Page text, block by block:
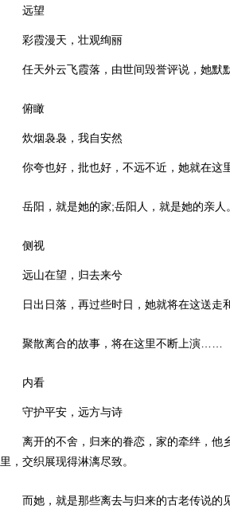
远望
彩霞漫天，壮观绚丽
任天外云飞霞落，由世间毁誉评说，她默
俯瞰
炊烟袅袅，我自安然
你夸也好，批也好，不远不近，她就在这里
岳阳，就是她的家;岳阳人，就是她的亲人。
侧视
远山在望，归去来兮
日出日落，再过些时日，她就将在这送走和
聚散离合的故事，将在这里不断上演……
内看
守护平安，远方与诗
离开的不舍，归来的眷恋，家的牵绊，他
里，交织展现得淋漓尽致。
而她，就是那些离去与归来的古老传说的见